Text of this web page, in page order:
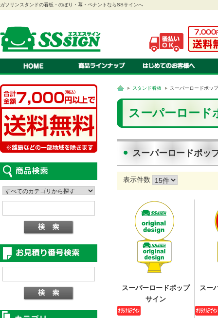
ガソリンスタンドの看板・のぼり・幕・ペナントならSSサインへ
のぼり
幕
ペナント
連続旗・オープン幕
紅白幕
スクリーン看板
A型看板
スタンド看板
ステッカー
看板
吸盤付きカードケース
LEDパネル
ロールスクリーン
車検証ホルダー
はっぴ・腕章
テント
カタログスタンド
て
オリジナル 注文のながれ
オリジナル 書体・色見本
オリジナル 対応ソフト
オリジナル 入稿の方法・種
特
プ
スタンド看板 スーパーロードポッ
スーパーロード
スーパーロードポッ
表示件数
スーパーロードポップ
サイン
スー